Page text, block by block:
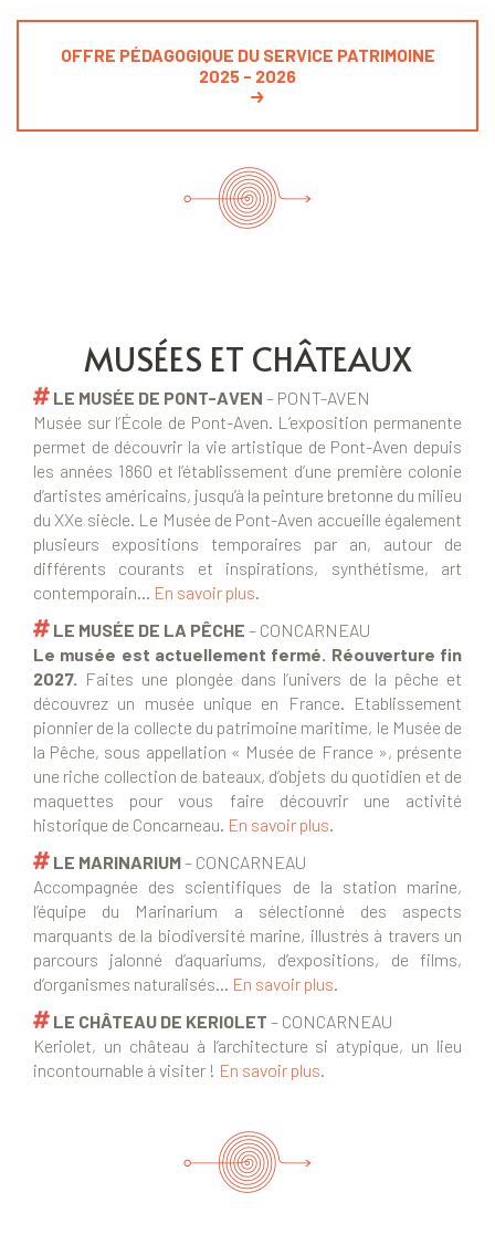
OFFRE PÉDAGOGIQUE DU SERVICE PATRIMOINE
2025 - 2026
MUSÉES ET CHÂTEAUX
LE MUSÉE DE PONT-AVEN – PONT-AVEN
Musée sur l’École de Pont-Aven. L’exposition permanente
permet de découvrir la vie artistique de Pont-Aven depuis
les années 1860 et l’établissement d’une première colonie
d’artistes américains, jusqu’à la peinture bretonne du milieu
du XXe siècle. Le Musée de Pont-Aven accueille également
plusieurs expositions temporaires par an, autour de
différents courants et inspirations, synthétisme, art
contemporain… En savoir plus.
LE MUSÉE DE LA PÊCHE – CONCARNEAU
Le musée est actuellement fermé. Réouverture fin
2027. Faites une plongée dans l’univers de la pêche et
découvrez un musée unique en France. Etablissement
pionnier de la collecte du patrimoine maritime, le Musée de
la Pêche, sous appellation « Musée de France », présente
une riche collection de bateaux, d’objets du quotidien et de
maquettes pour vous faire découvrir une activité
historique de Concarneau. En savoir plus.
LE MARINARIUM– CONCARNEAU
Accompagnée des scientifiques de la station marine,
l’équipe du Marinarium a sélectionné des aspects
marquants de la biodiversité marine, illustrés à travers un
parcours jalonné d’aquariums, d’expositions, de films,
d’organismes naturalisés… En savoir plus.
LE CHÂTEAU DE KERIOLET – CONCARNEAU
Keriolet, un château à l’architecture si atypique, un lieu
incontournable à visiter ! En savoir plus.